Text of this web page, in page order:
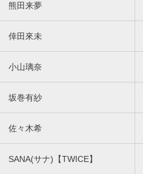
熊田来夢
倖田來未
小山璃奈
坂巻有紗
佐々木希
SANA(サナ)【TWICE】